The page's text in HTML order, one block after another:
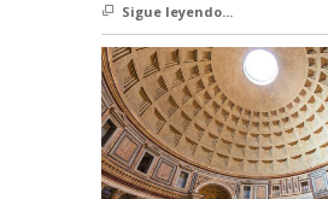
Sigue leyendo...